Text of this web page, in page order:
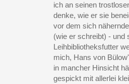
ich an seinen
denke, wie er sie
vor dem sich
(wie er schreibt) - und
Leihbibliotheksfutter
mich, Hans von
in mancher Hinsicht
gespickt mit allerlei